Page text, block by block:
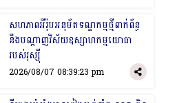
​សហភាពអឺរ៉ុបអនុម័តទណ្ឌកម្មថ្មីពាក់​ព័ន្ធ​
នឹង​បណ្ដាញ​​វិស័យ​ឧស្សាហកម្មយោធា
របស់រុស្ស៊ី
2026/08/07 08:39:23 pm